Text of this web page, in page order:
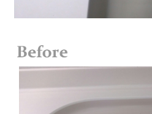
お知らせ